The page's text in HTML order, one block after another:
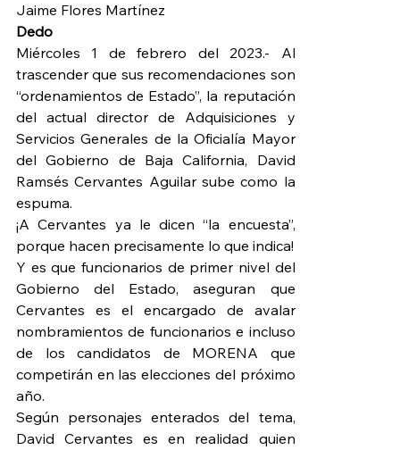
Jaime Flores Martínez
Dedo
Miércoles 1 de febrero del 2023.- Al
trascender que sus recomendaciones son
“ordenamientos de Estado”, la reputación
del actual director de Adquisiciones y
Servicios Generales de la Oficialía Mayor
del Gobierno de Baja California, David
Ramsés Cervantes Aguilar sube como la
espuma.
¡A Cervantes ya le dicen “la encuesta”,
porque hacen precisamente lo que indica!
Y es que funcionarios de primer nivel del
Gobierno del Estado, aseguran que
Cervantes es el encargado de avalar
nombramientos de funcionarios e incluso
de los candidatos de MORENA que
competirán en las elecciones del próximo
año.
Según personajes enterados del tema,
David Cervantes es en realidad quien